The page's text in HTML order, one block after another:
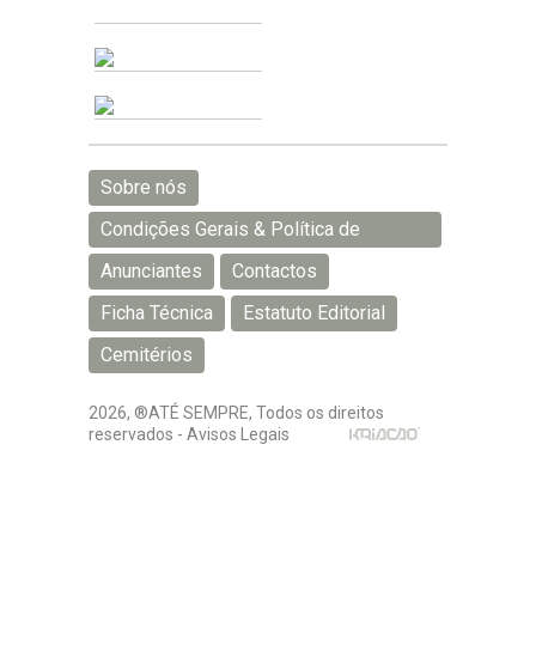
Sobre nós
Condições Gerais & Política de
Privacidade
Anunciantes
Contactos
Ficha Técnica
Estatuto Editorial
Cemitérios
2026, ®ATÉ SEMPRE, Todos os direitos
reservados - Avisos Legais